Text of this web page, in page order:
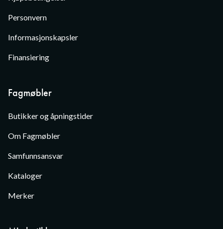
Personvern
Informasjonskapsler
Finansiering
Fagmøbler
Butikker og åpningstider
Om Fagmøbler
Samfunnsansvar
Kataloger
Merker